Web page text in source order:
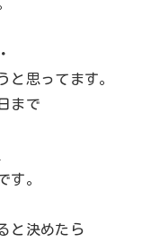
と思ってます。
まで
す。
と決めたら